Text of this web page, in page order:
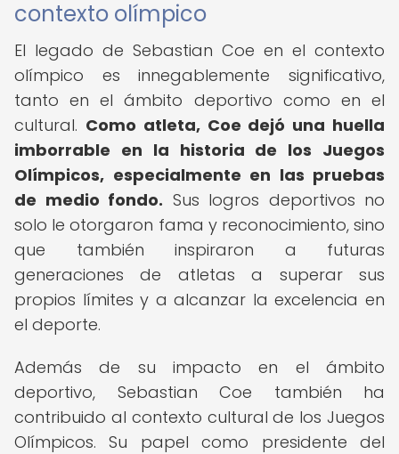
contexto olímpico
El legado de Sebastian Coe en el contexto
olímpico es innegablemente significativo,
tanto en el ámbito deportivo como en el
cultural. Como atleta, Coe dejó una huella
imborrable en la historia de los Juegos
Olímpicos, especialmente en las pruebas
de medio fondo. Sus logros deportivos no
solo le otorgaron fama y reconocimiento, sino
que también inspiraron a futuras
generaciones de atletas a superar sus
propios límites y a alcanzar la excelencia en
el deporte.
Además de su impacto en el ámbito
deportivo, Sebastian Coe también ha
contribuido al contexto cultural de los Juegos
Olímpicos. Su papel como presidente del